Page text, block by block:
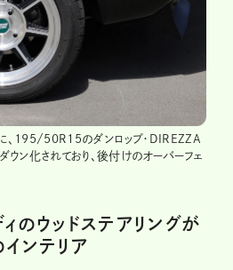
、195/50R15のダンロップ・DIREZZA
ウン化されており、後付けのオーバーフェ
のウッドステアリングが
インテリア